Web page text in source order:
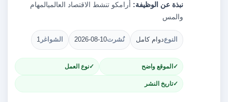
نبذة عن الوظيفة: أرامكو تنشط الاقتصاد العالميالمهام
والمس
النوعدوام كامل نُشرت2026-08-10 الشواغر 1
الموقع واضح نوع العمل
تاريخ النشر